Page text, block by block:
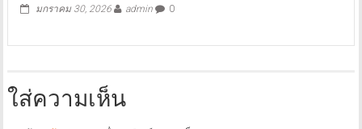
มกราคม 30, 2026 admin 0
ใส่ความเห็น